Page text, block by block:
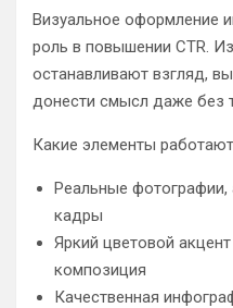
Визуальное оформление
роль в повышении CTR.
останавливают взгляд,
донести смысл даже без
Какие элементы
Реальные
кадры
Яркий цветовой
композиция
Качественная